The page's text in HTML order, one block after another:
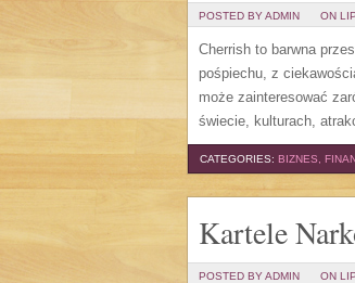
POSTED BY ADMIN ON
Cherrish to barwna
pośpiechu, z
może zainteresować
świecie, kulturach,
CATEGORIES: BIZNES,
Kartele
POSTED BY ADMIN ON